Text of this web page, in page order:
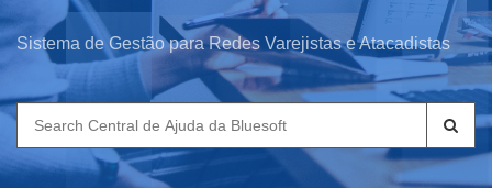
Sistema de Gestão para Redes Varejistas e Atacadistas
Search
for: